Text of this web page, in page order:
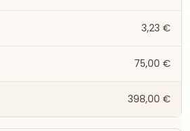
3,23 €
75,00 €
398,00 €